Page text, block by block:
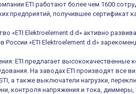
ETI работают более чем 1600
предприятий, получившее сертификат
«ETI Elektroelement d.d» активно
России «ETI Elektroelement d.d»
ETI предлагает высококачественные
На заводах ETI производят все
а также выключатели нагрузки,
контроля напряжения и тока,